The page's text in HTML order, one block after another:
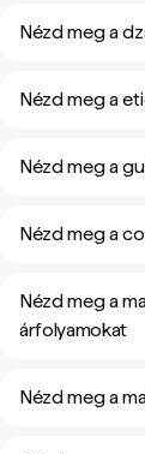
Nézd meg a
Nézd meg a
Nézd meg a
Nézd meg a
Nézd meg a
árfolyamokat
Nézd meg a